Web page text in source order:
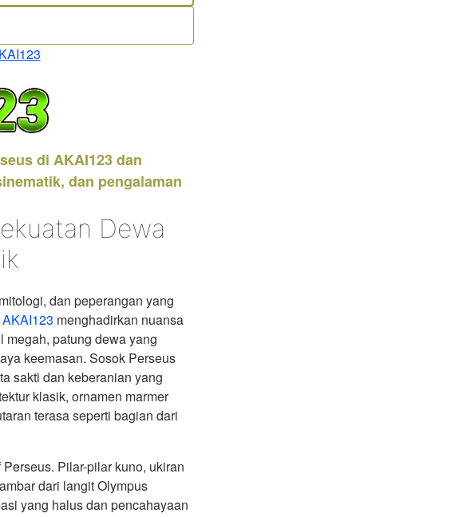
di AKAI123 dan
dan pengalaman
Dewa
dan peperangan yang
AKAI123 menghadirkan nuansa
patung dewa yang
keemasan. Sosok Perseus
sakti dan keberanian yang
klasik, ornamen marmer
terasa seperti bagian dari
Pilar-pilar kuno, ukiran
dari langit Olympus
yang halus dan pencahayaan